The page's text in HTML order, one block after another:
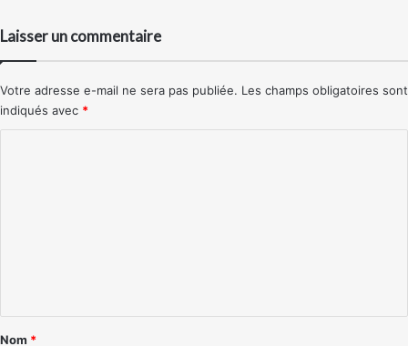
Laisser un commentaire
Votre adresse e-mail ne sera pas publiée. Les champs obligatoires sont
indiqués avec *
a
Nom *